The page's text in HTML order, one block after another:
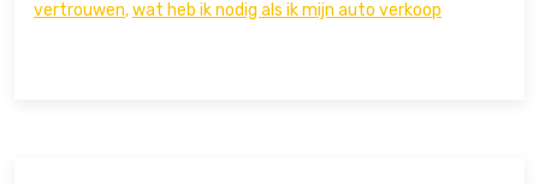
vertrouwen,wat heb ik nodig als ik mijn auto verkoop